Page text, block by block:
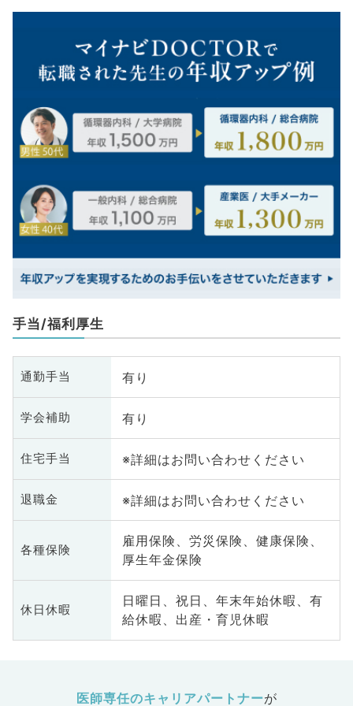
手当/福利厚生
通勤手当 有り
学会補助 有り
住宅手当 ※詳細はお問い合わせください
退職金 ※詳細はお問い合わせください
各種保険
雇用保険、労災保険、健康保険、
厚生年金保険
休日休暇
日曜日、祝日、年末年始休暇、有
給休暇、出産・育児休暇
医師専任のキャリアパートナーが